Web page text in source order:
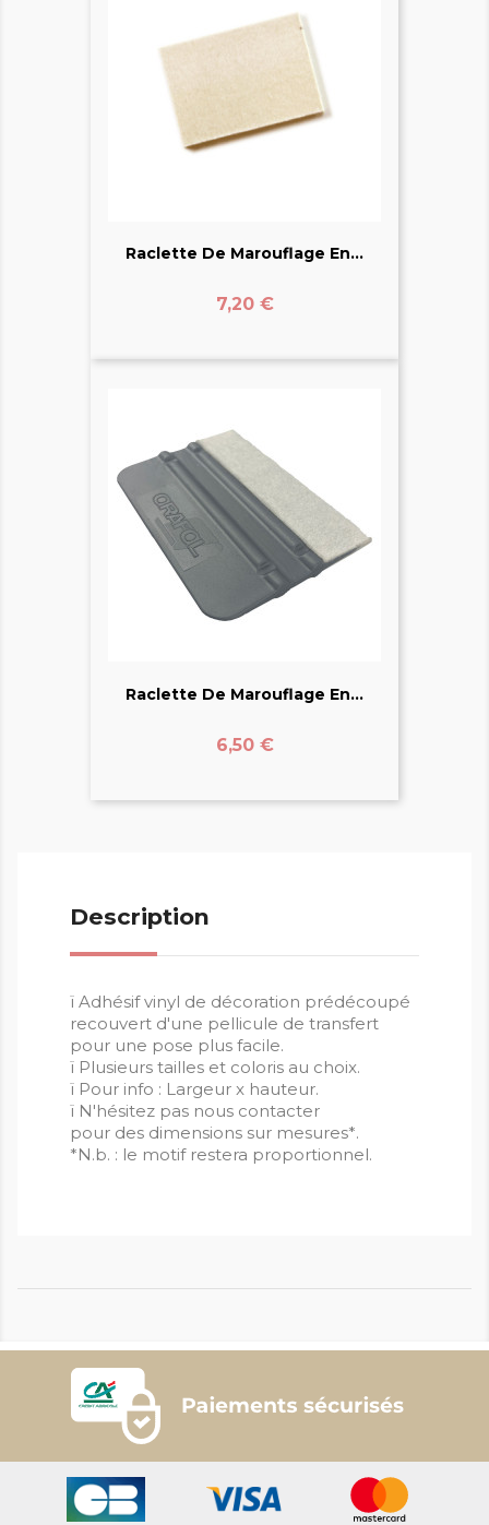
Raclette De Marouflage En...
Prix
7,20 €
Raclette De Marouflage En...
Prix
6,50 €
Description
ï Adhésif vinyl de décoration prédécoupé
recouvert d'une pellicule de transfert
pour une pose plus facile.
ï Plusieurs tailles et coloris au choix.
ï Pour info : Largeur x hauteur.
ï N'hésitez pas nous contacter
pour des dimensions sur mesures*.
*N.b. : le motif restera proportionnel.